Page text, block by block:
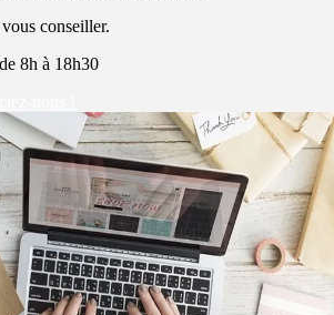
conseiller.
8h à 18h30